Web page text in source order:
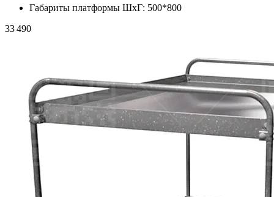
Габариты платформы ШxГ: 500*800
33 490